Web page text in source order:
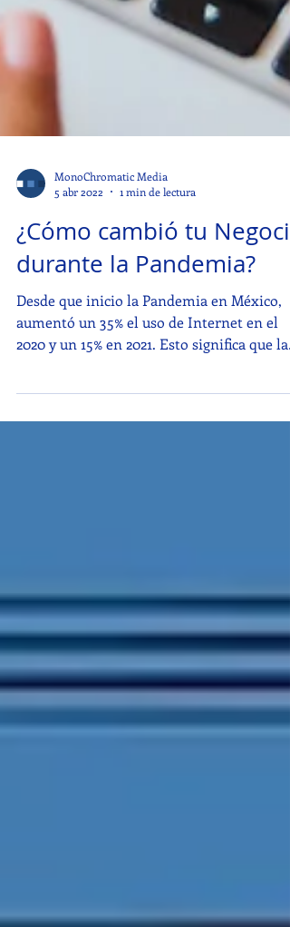
5 abr 2022
1 min de lectura
¿Cómo cambió tu Negocio
durante la Pandemia?
Desde que inicio la Pandemia en México,
aumentó un 35% el uso de Internet en el
posibilidad...